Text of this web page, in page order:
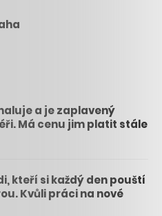
a je zaplavený
Má cenu jim platit stále
kteří si každý den pouští
Kvůli práci na nové